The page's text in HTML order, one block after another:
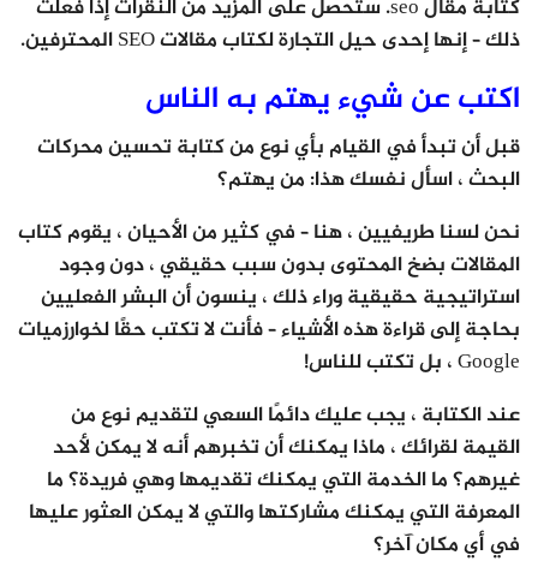
كتابة مقال seo. ستحصل على المزيد من النقرات إذا فعلت
ذلك – إنها إحدى حيل التجارة لكتاب مقالات SEO المحترفين.
اكتب عن شيء يهتم به الناس
قبل أن تبدأ في القيام بأي نوع من كتابة تحسين محركات
البحث ، اسأل نفسك هذا: من يهتم؟
نحن لسنا طريفيين ، هنا – في كثير من الأحيان ، يقوم كتاب
المقالات بضخ المحتوى بدون سبب حقيقي ، دون وجود
استراتيجية حقيقية وراء ذلك ، ينسون أن البشر الفعليين
بحاجة إلى قراءة هذه الأشياء – فأنت لا تكتب حقًا لخوارزميات
Google ، بل تكتب للناس!
عند الكتابة ، يجب عليك دائمًا السعي لتقديم نوع من
القيمة لقرائك ، ماذا يمكنك أن تخبرهم أنه لا يمكن لأحد
غيرهم؟ ما الخدمة التي يمكنك تقديمها وهي فريدة؟ ما
المعرفة التي يمكنك مشاركتها والتي لا يمكن العثور عليها
في أي مكان آخر؟